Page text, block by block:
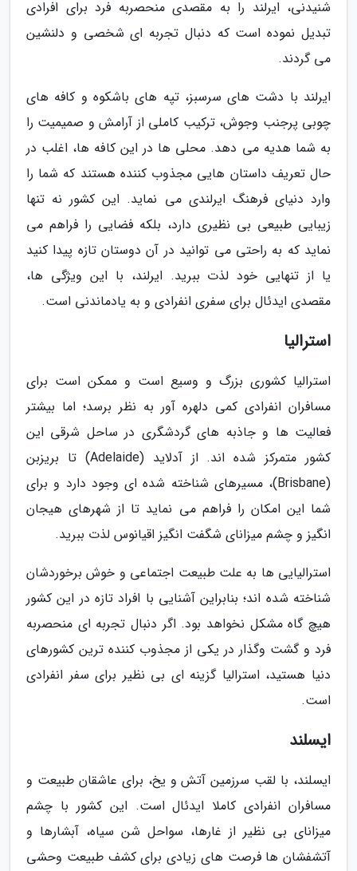
شنیدنی، ایرلند را به مقصدی منحصربه فرد برای افرادی
تبدیل نموده است که دنبال تجربه ای شخصی و دلنشین
می گردند.
ایرلند با دشت های سرسبز، تپه های باشکوه و کافه های
چوبی پرجنب وجوش، ترکیب کاملی از آرامش و صمیمیت را
به شما هدیه می دهد. محلی ها در این کافه ها، اغلب در
حال تعریف داستان هایی مجذوب کننده هستند که شما را
وارد دنیای فرهنگ ایرلندی می نماید. این کشور نه تنها
زیبایی طبیعی بی نظیری دارد، بلکه فضایی را فراهم می
نماید که به راحتی می توانید در آن دوستان تازه پیدا کنید
یا از تنهایی خود لذت ببرید. ایرلند، با این ویژگی ها،
مقصدی ایدئال برای سفری انفرادی و به یادماندنی است.
استرالیا
استرالیا کشوری بزرگ و وسیع است و ممکن است برای
مسافران انفرادی کمی دلهره آور به نظر برسد؛ اما بیشتر
فعالیت ها و جاذبه های گردشگری در ساحل شرقی این
کشور متمرکز شده اند. از آدلاید (Adelaide) تا بریزبن
(Brisbane)، مسیرهای شناخته شده ای وجود دارد و برای
شما این امکان را فراهم می نماید تا از شهرهای هیجان
انگیز و چشم میزانای شگفت انگیز اقیانوس لذت ببرید.
استرالیایی ها به علت طبیعت اجتماعی و خوش برخوردشان
شناخته شده اند؛ بنابراین آشنایی با افراد تازه در این کشور
هیچ گاه مشکل نخواهد بود. اگر دنبال تجربه ای منحصربه
فرد و گشت وگذار در یکی از مجذوب کننده ترین کشورهای
دنیا هستید، استرالیا گزینه ای بی نظیر برای سفر انفرادی
است.
ایسلند
ایسلند، با لقب سرزمین آتش و یخ، برای عاشقان طبیعت و
مسافران انفرادی کاملا ایدئال است. این کشور با چشم
میزانای بی نظیر از غارها، سواحل شن سیاه، آبشارها و
آتشفشان ها فرصت های زیادی برای کشف طبیعت وحشی